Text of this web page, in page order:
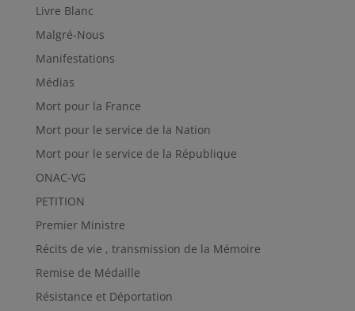
Livre Blanc
Malgré-Nous
Manifestations
Médias
Mort pour la France
Mort pour le service de la Nation
Mort pour le service de la République
ONAC-VG
PETITION
Premier Ministre
Récits de vie , transmission de la Mémoire
Remise de Médaille
Résistance et Déportation